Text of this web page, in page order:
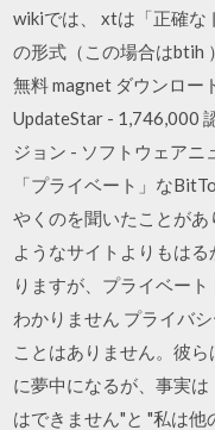
wikiでは、 xtは「正確な
の形式（この場合はbtih
無料 magnet ダウンロー
UpdateStar - 1,746,000
ジョン - ソフトウェアニ
「プライベート」な
やくのを聞いたことが
ようなサイトよりもは
りますが、プライベー
わかりません プライバ
ことはありません。彼
に夢中になるが、事実
はできません"と "私は